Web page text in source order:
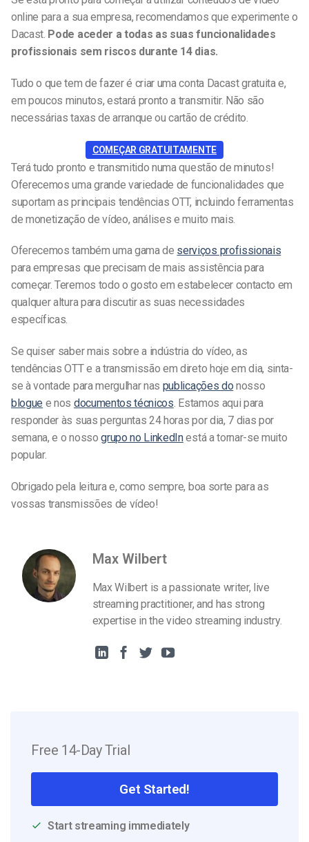
online para a sua empresa, recomendamos que experimente o
Dacast. Pode aceder a todas as suas funcionalidades
profissionais sem riscos durante 14 dias.
Tudo o que tem de fazer é criar uma conta Dacast gratuita e,
em poucos minutos, estará pronto a transmitir. Não são
necessárias taxas de arranque ou cartão de crédito.
COMEÇAR GRATUITAMENTE
Terá tudo pronto e transmitido numa questão de minutos!
Oferecemos uma grande variedade de funcionalidades que
suportam as principais tendências OTT, incluindo ferramentas
de monetização de vídeo, análises e muito mais.
Oferecemos também uma gama de serviços profissionais
para empresas que precisam de mais assistência para
começar. Teremos todo o gosto em estabelecer contacto em
qualquer altura para discutir as suas necessidades
específicas.
Se quiser saber mais sobre a indústria do vídeo, as
tendências OTT e a transmissão em direto hoje em dia, sinta-
se à vontade para mergulhar nas publicações do nosso
blogue e nos documentos técnicos. Estamos aqui para
responder às suas perguntas 24 horas por dia, 7 dias por
semana, e o nossogrupo no LinkedInestá a tornar-se muito
popular.
Obrigado pela leitura e, como sempre, boa sorte para as
vossas transmissões de vídeo!
Max Wilbert
Max Wilbert is a passionate writer, live
streaming practitioner, and has strong
expertise in the video streaming industry.
Free 14-Day Trial
Get Started!
Start streaming immediately